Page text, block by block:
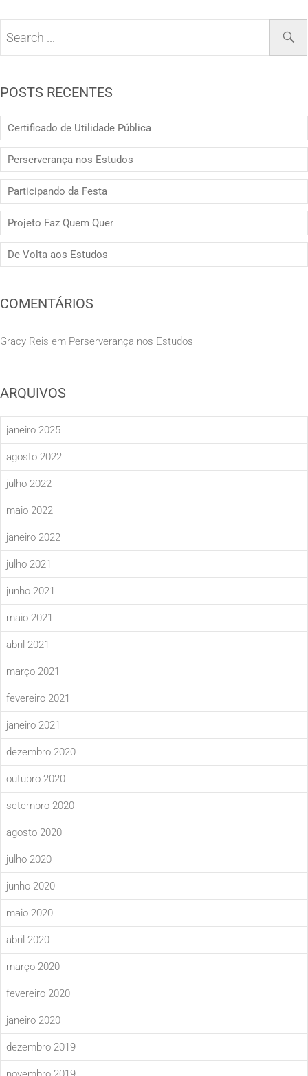
POSTS RECENTES
Certificado de Utilidade Pública
Perserverança nos Estudos
Participando da Festa
Projeto Faz Quem Quer
De Volta aos Estudos
COMENTÁRIOS
Gracy Reis em Perserverança nos Estudos
ARQUIVOS
janeiro 2025
agosto 2022
julho 2022
maio 2022
janeiro 2022
julho 2021
junho 2021
maio 2021
abril 2021
março 2021
fevereiro 2021
janeiro 2021
dezembro 2020
outubro 2020
setembro 2020
agosto 2020
julho 2020
junho 2020
maio 2020
abril 2020
março 2020
fevereiro 2020
janeiro 2020
dezembro 2019